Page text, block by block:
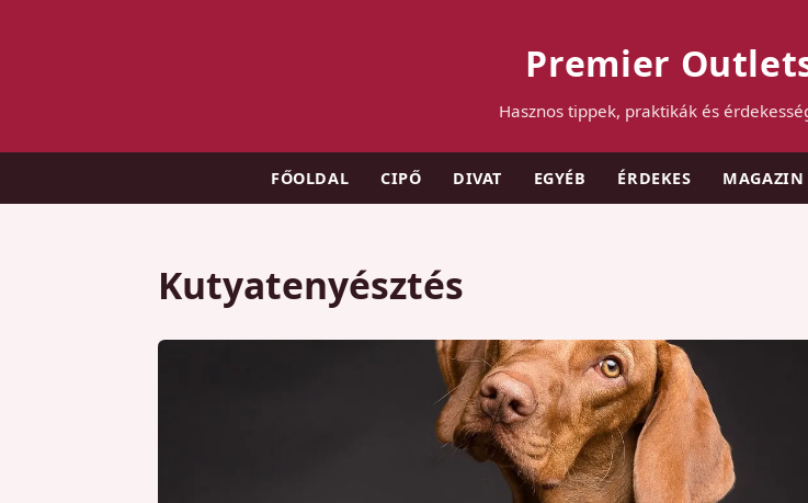
Premier
Hasznos tippek, praktikák és
FŐOLDAL CIPŐ DIVAT EGYÉB ÉRDEKES MAGAZIN
Kutyatenyésztés